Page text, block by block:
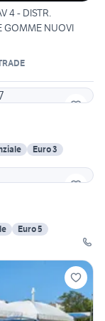
4 - DISTR.
GOMME NUOVI
Euro 3
Euro 5